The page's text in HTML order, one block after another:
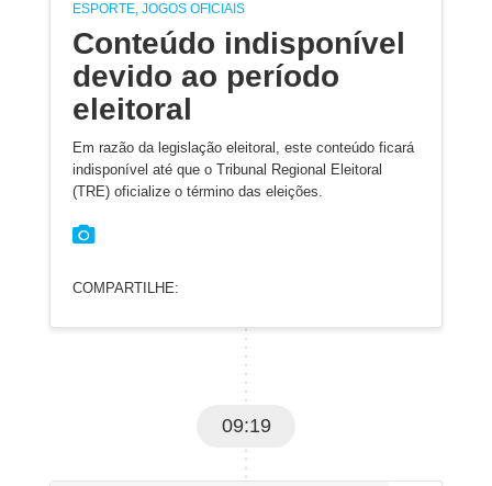
ESPORTE, JOGOS OFICIAIS
Conteúdo indisponível
devido ao período
eleitoral
Em razão da legislação eleitoral, este conteúdo ficará
indisponível até que o Tribunal Regional Eleitoral
(TRE) oficialize o término das eleições.
COMPARTILHE:
09:19